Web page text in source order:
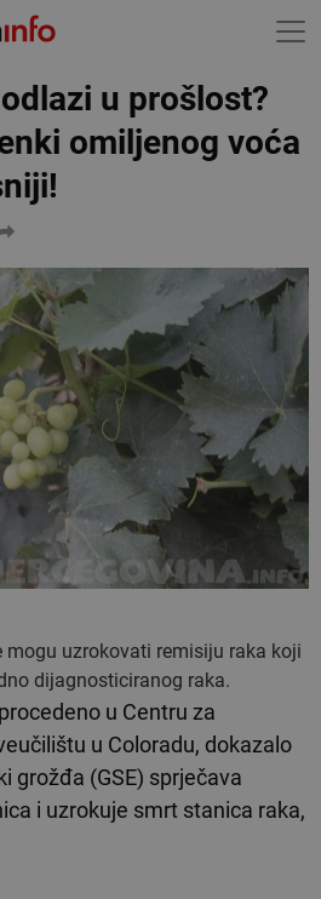
u prošlost?
omiljenog voća
mogu uzrokovati remisiju raka koji
dijagnosticiranog raka.
u Centru za
u Coloradu, dokazalo
grožđa (GSE) sprječava
i uzrokuje smrt stanica raka,